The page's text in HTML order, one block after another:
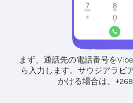
まず、通話先の電話番号を
ら入力します。 サウジアラビ
かける場合は、
+268